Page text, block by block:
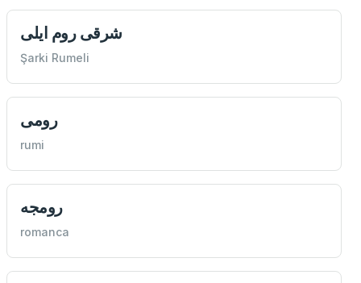
شرقی روم ايلی
Şarki Rumeli
رومی
rumi
رومجه
romanca